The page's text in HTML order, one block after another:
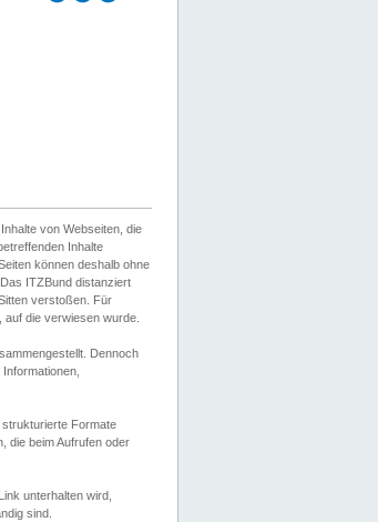
von Webseiten, die
Inhalte
können deshalb ohne
ITZBund distanziert
verstoßen. Für
auf die verwiesen wurde.
Dennoch
Formate
die beim Aufrufen oder
unterhalten wird,
sind.